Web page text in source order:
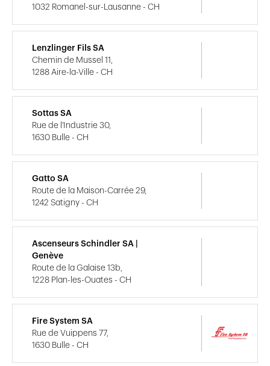
1032 Romanel-sur-Lausanne - CH
Lenzlinger Fils SA
Chemin de Mussel 11,
1288 Aire-la-Ville - CH
Sottas SA
Rue de l'Industrie 30,
1630 Bulle - CH
Gatto SA
Route de la Maison-Carrée 29,
1242 Satigny - CH
Ascenseurs Schindler SA |
Genève
Route de la Galaise 13b,
1228 Plan-les-Ouates - CH
Fire System SA
Rue de Vuippens 77,
1630 Bulle - CH